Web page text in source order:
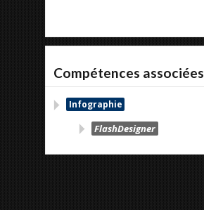
Compétences associées
Infographie
FlashDesigner